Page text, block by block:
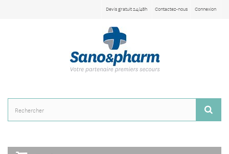
Connexion
Contactez-nous
Devis gratuit 24/48h